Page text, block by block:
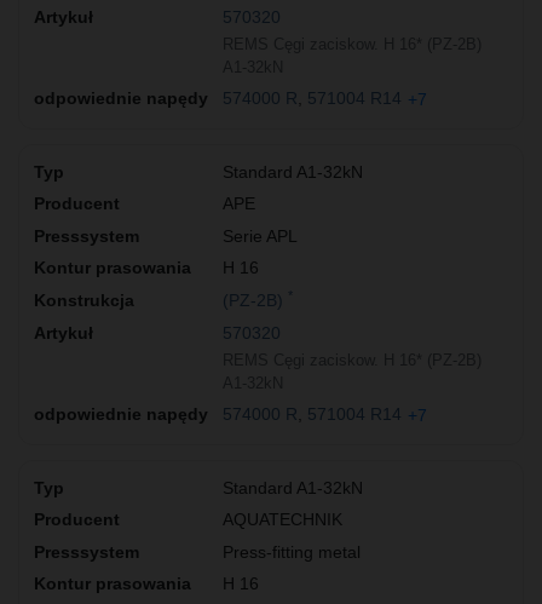
570320
574000 R 571004 R14 +7
Standard A1-32kN
APE
Serie APL
H 16
(PZ-2B)
570320
574000 R 571004 R14 +7
Standard A1-32kN
AQUATECHNIK
Press-fitting metal
H 16